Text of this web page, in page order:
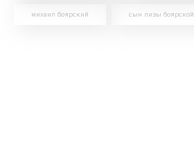
михаил боярский сын лизы боярской